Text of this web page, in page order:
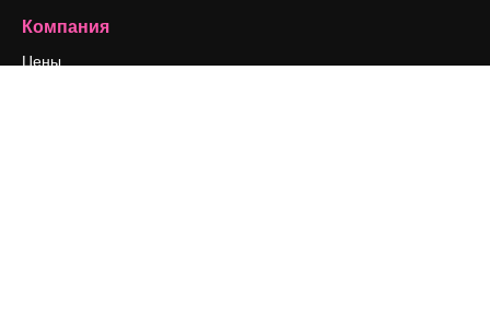
Компания
Цены